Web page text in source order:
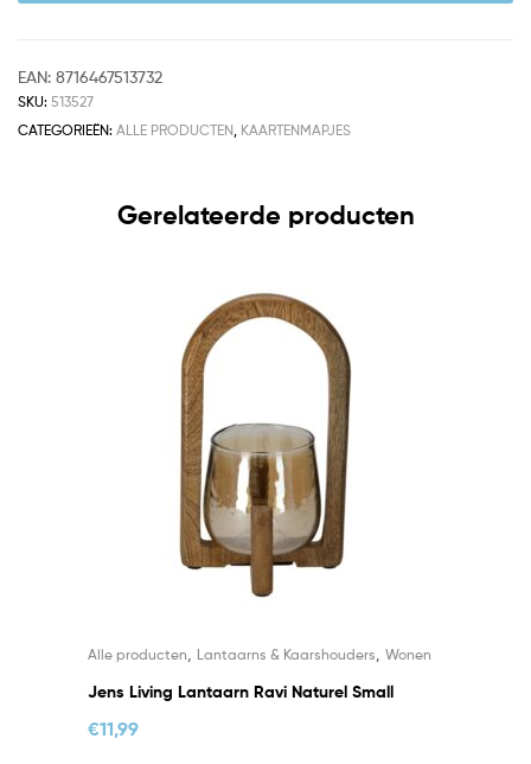
EAN: 8716467513732
SKU: 513527
CATEGORIEËN: ALLE PRODUCTEN KAARTENMAPJES
Gerelateerde producten
Alle producten Lantaarns & Kaarshouders Wonen
Jens Living Lantaarn Ravi Naturel Small
€11,99